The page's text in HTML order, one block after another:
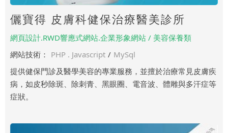
儷寶得 皮膚科健保治療醫美診所
網頁設計.RWD響應式網站.企業形象網站 / 美容保養類
網站技術： PHP . Javascript / MySql
提供健保門診及醫學美容的專業服務，並擅於治療常見皮膚疾
病，如皮秒除斑、除刺青、黑眼圈、電音波、體雕與多汗症等
症狀。